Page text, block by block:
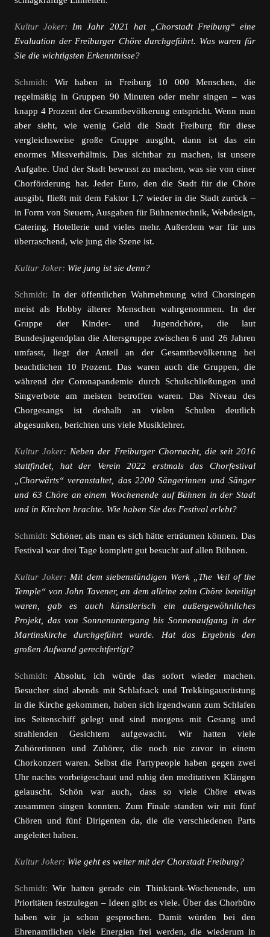
Kultur Joker: Im Jahr 2021 hat „Chorstadt Freiburg“ eine
Evaluation der Freiburger Chöre durchgeführt. Was waren für
Sie die wichtigsten Erkenntnisse?
Schmidt: Wir haben in Freiburg 10 000 Menschen, die
regelmäßig in Gruppen 90 Minuten oder mehr singen – was
knapp 4 Prozent der Gesamtbevölkerung entspricht. Wenn man
aber sieht, wie wenig Geld die Stadt Freiburg für diese
vergleichsweise große Gruppe ausgibt, dann ist das ein
enormes Missverhältnis. Das sichtbar zu machen, ist unsere
Aufgabe. Und der Stadt bewusst zu machen, was sie von einer
Chorförderung hat. Jeder Euro, den die Stadt für die Chöre
ausgibt, fließt mit dem Faktor 1,7 wieder in die Stadt zurück –
in Form von Steuern, Ausgaben für Bühnentechnik, Webdesign,
Catering, Hotellerie und vieles mehr. Außerdem war für uns
überraschend, wie jung die Szene ist.
Kultur Joker: Wie jung ist sie denn?
Schmidt: In der öffentlichen Wahrnehmung wird Chorsingen
meist als Hobby älterer Menschen wahrgenommen. In der
Gruppe der Kinder- und Jugendchöre, die laut
Bundesjugendplan die Altersgruppe zwischen 6 und 26 Jahren
umfasst, liegt der Anteil an der Gesamtbevölkerung bei
beachtlichen 10 Prozent. Das waren auch die Gruppen, die
während der Coronapandemie durch Schulschließungen und
Singverbote am meisten betroffen waren. Das Niveau des
Chorgesangs ist deshalb an vielen Schulen deutlich
abgesunken, berichten uns viele Musiklehrer.
Kultur Joker: Neben der Freiburger Chornacht, die seit 2016
stattfindet, hat der Verein 2022 erstmals das Chorfestival
„Chorwärts“ veranstaltet, das 2200 Sängerinnen und Sänger
und 63 Chöre an einem Wochenende auf Bühnen in der Stadt
und in Kirchen brachte. Wie haben Sie das Festival erlebt?
Schmidt: Schöner, als man es sich hätte erträumen können. Das
Festival war drei Tage komplett gut besucht auf allen Bühnen.
Kultur Joker: Mit dem siebenstündigen Werk „The Veil of the
Temple“ von John Tavener, an dem alleine zehn Chöre beteiligt
waren, gab es auch künstlerisch ein außergewöhnliches
Projekt, das von Sonnenuntergang bis Sonnenaufgang in der
Martinskirche durchgeführt wurde. Hat das Ergebnis den
großen Aufwand gerechtfertigt?
Schmidt: Absolut, ich würde das sofort wieder machen.
Besucher sind abends mit Schlafsack und Trekkingausrüstung
in die Kirche gekommen, haben sich irgendwann zum Schlafen
ins Seitenschiff gelegt und sind morgens mit Gesang und
strahlenden Gesichtern aufgewacht. Wir hatten viele
Zuhörerinnen und Zuhörer, die noch nie zuvor in einem
Chorkonzert waren. Selbst die Partypeople haben gegen zwei
Uhr nachts vorbeigeschaut und ruhig den meditativen Klängen
gelauscht. Schön war auch, dass so viele Chöre etwas
zusammen singen konnten. Zum Finale standen wir mit fünf
Chören und fünf Dirigenten da, die die verschiedenen Parts
angeleitet haben.
Kultur Joker: Wie geht es weiter mit der Chorstadt Freiburg?
Schmidt: Wir hatten gerade ein Thinktank-Wochenende, um
Prioritäten festzulegen – Ideen gibt es viele. Über das Chorbüro
haben wir ja schon gesprochen. Damit würden bei den
Ehrenamtlichen viele Energien frei werden, die wiederum in